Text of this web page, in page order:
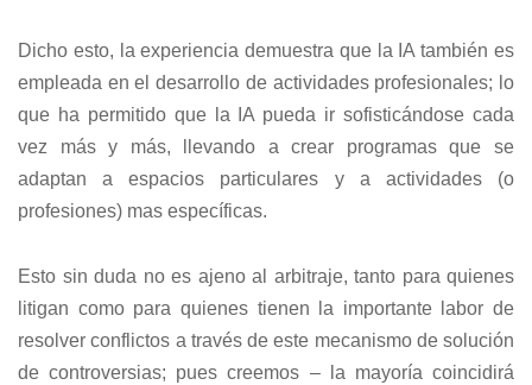
Dicho esto, la experiencia demuestra que la IA también es
empleada en el desarrollo de actividades profesionales; lo
que ha permitido que la IA pueda ir sofisticándose cada
vez más y más, llevando a crear programas que se
adaptan a espacios particulares y a actividades (o
profesiones) mas específicas.
Esto sin duda no es ajeno al arbitraje, tanto para quienes
litigan como para quienes tienen la importante labor de
resolver conflictos a través de este mecanismo de solución
de controversias; pues creemos – la mayoría coincidirá